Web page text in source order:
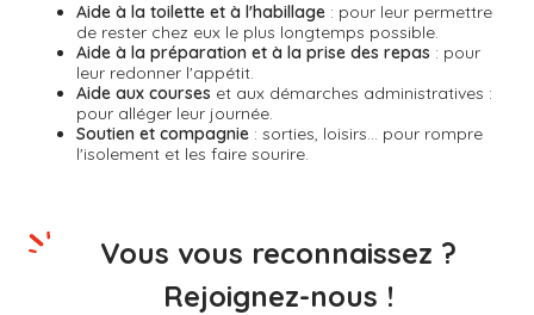
Aide à la toilette et à l'habillage : pour leur permettre
de rester chez eux le plus longtemps possible.
Aide à la préparation et à la prise des repas : pour
leur redonner l'appétit.
Aide aux courses et aux démarches administratives :
pour alléger leur journée.
Soutien et compagnie : sorties, loisirs... pour rompre
l'isolement et les faire sourire.
Vous vous reconnaissez ?
Rejoignez-nous !